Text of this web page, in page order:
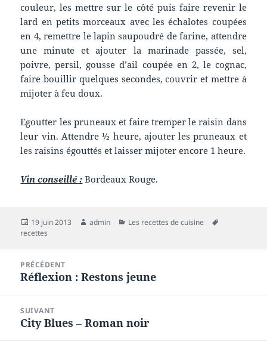
couleur, les mettre sur le côté puis faire revenir le
lard en petits morceaux avec les échalotes coupées
en 4, remettre le lapin saupoudré de farine, attendre
une minute et ajouter la marinade passée, sel,
poivre, persil, gousse d’ail coupée en 2, le cognac,
faire bouillir quelques secondes, couvrir et mettre à
mijoter à feu doux.
Egoutter les pruneaux et faire tremper le raisin dans
leur vin. Attendre ½ heure, ajouter les pruneaux et
les raisins égouttés et laisser mijoter encore 1 heure.
Vin conseillé : Bordeaux Rouge.
Publié
le
19 juin 2013 Auteur
admin Catégories
Les recettes de cuisine
recettes
l’article
PRÉCÉDENT
Article
Réflexion : Restons jeune
SUIVANT
Article
City Blues – Roman noir